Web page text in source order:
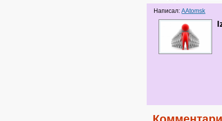
Написал:AAtomsk